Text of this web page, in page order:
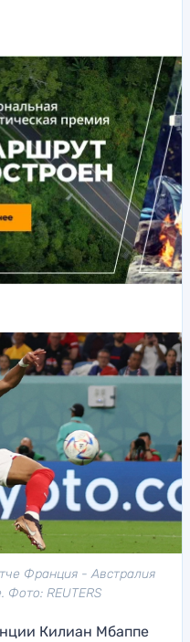
Франция - Австралия
REUTERS
Килиан Мбаппе